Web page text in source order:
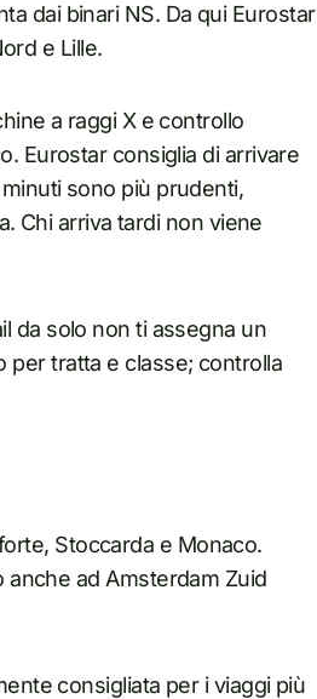
dai binari NS. Da qui Eurostar
e Lille.
a raggi X e controllo
Eurostar consiglia di arrivare
sono più prudenti,
Chi arriva tardi non viene
da solo non ti assegna un
per tratta e classe; controlla
Stoccarda e Monaco.
anche ad Amsterdam Zuid
consigliata per i viaggi più